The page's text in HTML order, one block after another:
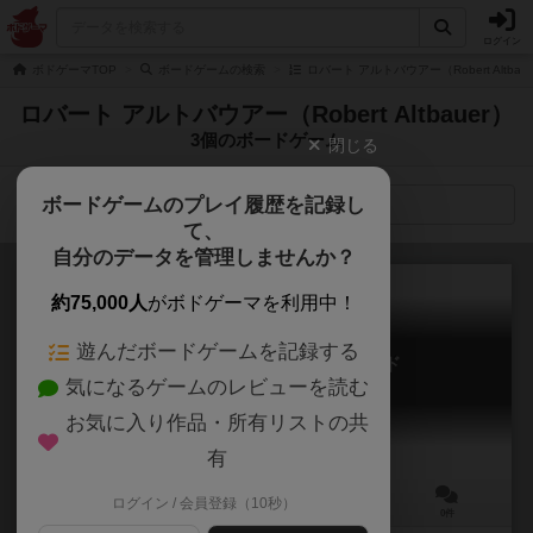
ロバート アルトバウアー（Robert Altbauer）
3個のボードゲーム
検索メニュー
ア・ゲスト・オブ・ロビンフッド
A Gest of Robin Hood
45～90分
閉じる
ボードゲームのプレイ履歴を記録し
て、
自分のデータを管理しませんか？
約75,000人がボドゲーマを利用中！
遊んだボードゲームを記録する
気になるゲームのレビューを読む
お気に入り作品・所有リストの共
有
ログイン / 会員登録（10秒）